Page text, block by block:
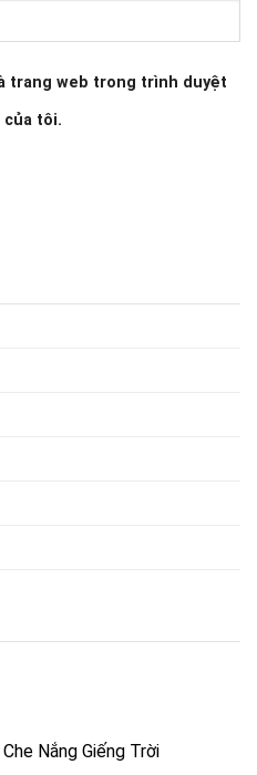
Nắng Giếng Trời
trang web trong trình duyệt
của tôi.